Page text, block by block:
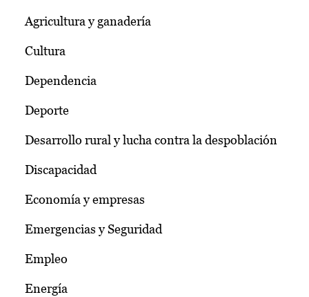
Agricultura y ganadería
Cultura
Dependencia
Deporte
Desarrollo rural y lucha contra la despoblación
Discapacidad
Economía y empresas
Emergencias y Seguridad
Empleo
Energía